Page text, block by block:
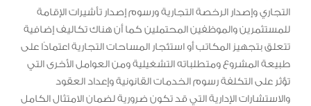
التجاري وإصدار الرخصة التجارية ورسوم إصدار تأشيرات الإقامة
للمستثمرين والموظفين المحتملين كما أن هناك تكاليف إضافية
تتعلق بتجهيز المكاتب أو استئجار المساحات التجارية اعتمادًا على
طبيعة المشروع ومتطلباته التشغيلية ومن العوامل الأخرى التي
تؤثر على التكلفة رسوم الخدمات القانونية وإعداد العقود
والاستشارات الإدارية التي قد تكون ضرورية لضمان الامتثال الكامل